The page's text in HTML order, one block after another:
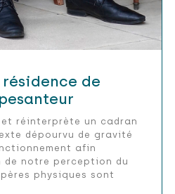
de
réinterprète un cadran
dépourvu de gravité
afin
de notre perception du
physiques sont